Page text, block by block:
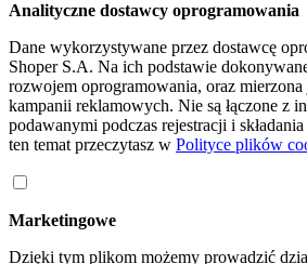
Analityczne dostawcy oprogramowania
Dane wykorzystywane przez dostawcę
Shoper S.A. Na ich podstawie
rozwojem oprogramowania, oraz mierzona
kampanii reklamowych. Nie są łączone z
podawanymi podczas rejestracji i
ten temat przeczytasz w Polityce plików
Marketingowe
Dzięki tym plikom możemy prowadzić